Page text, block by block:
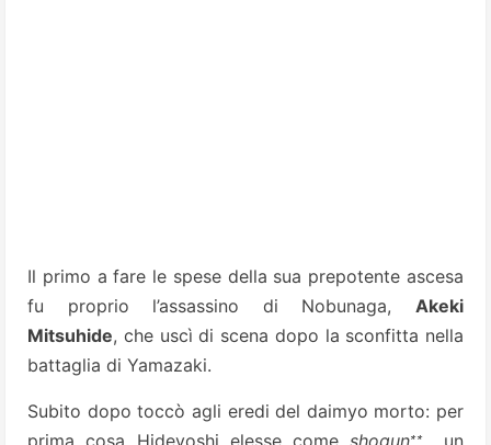
Il primo a fare le spese della sua prepotente ascesa
fu proprio l’assassino di Nobunaga, Akeki
Mitsuhide, che uscì di scena dopo la sconfitta nella
battaglia di Yamazaki.
Subito dopo toccò agli eredi del daimyo morto: per
prima cosa Hideyoshi elesse come shogun∗∗ un